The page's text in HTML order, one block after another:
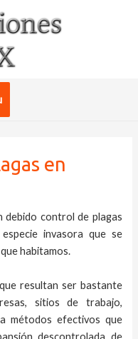
en
debido control de plagas
invasora que se
habitamos.
resultan ser bastante
sitios de trabajo,
métodos efectivos que
descontrolada de